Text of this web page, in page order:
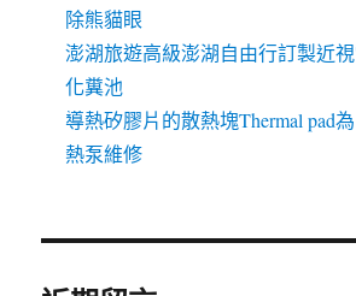
除熊貓眼
澎湖旅遊高級澎湖自由行訂製近
化糞池
導熱矽膠片的散熱塊Thermal pad
熱泵維修